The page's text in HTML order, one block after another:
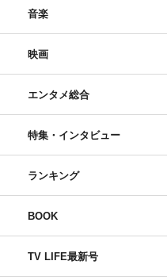
音楽
映画
エンタメ総合
特集・インタビュー
ランキング
BOOK
TV LIFE最新号